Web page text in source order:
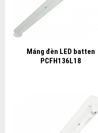
Máng đèn LED batten
PCFH136L18